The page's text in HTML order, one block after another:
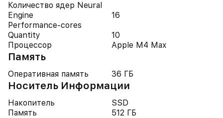
Количество ядер Neural
Engine
16
Performance-cores
Quantity
10
Процессор
Apple M4 Max
Память
Оперативная память 36 ГБ
Носитель Информации
Накопитель
SSD
Память
512 ГБ